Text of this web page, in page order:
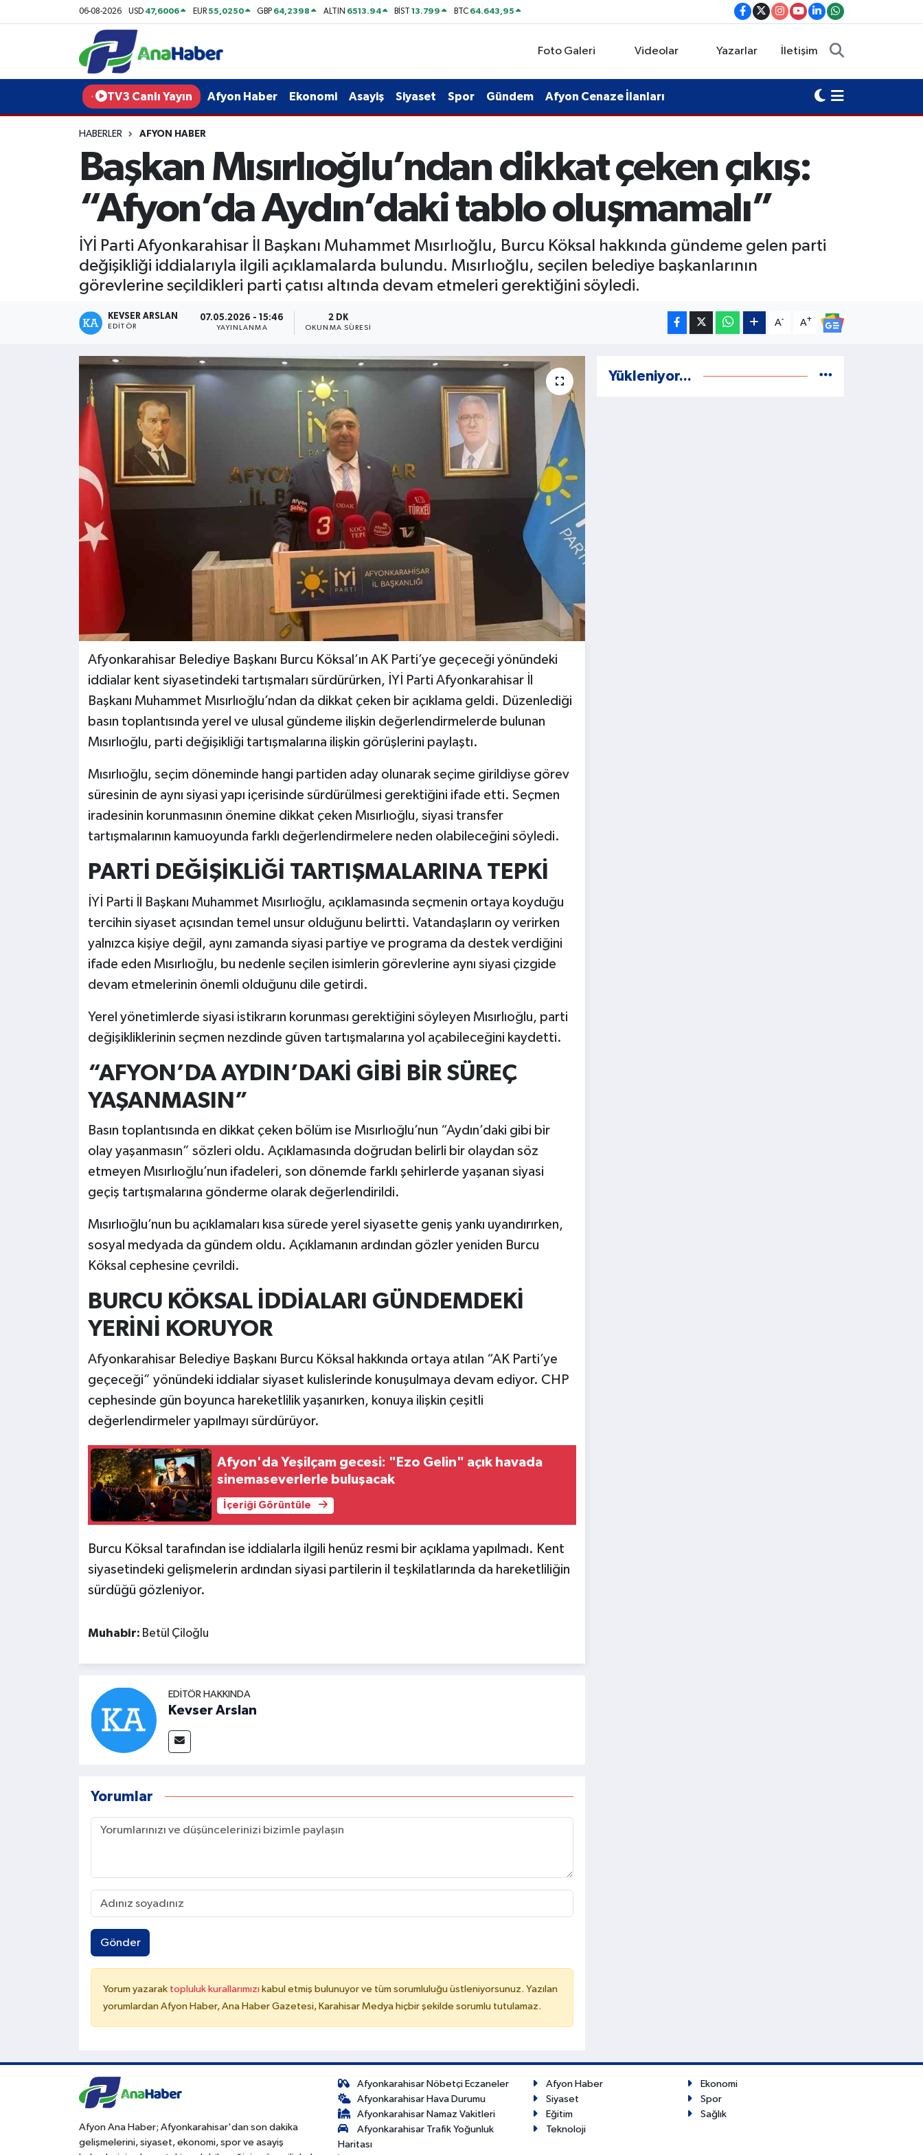
06-08-2026 USD 47,6006 EUR55,0250 GBP 64,2398 ALTIN 6513.94 BİST13.799 BTC 64.643,95
Foto Galeri Videolar Yazarlar İletişim
TV3 Canlı Yayın Afyon Haber Ekonomi Asayiş Siyaset Spor Gündem Afyon Cenaze İlanları
HABERLER AFYON HABER
Başkan Mısırlıoğlu’ndan dikkat çeken çıkış:
“Afyon’da Aydın’daki tablo oluşmamalı”
İYİ Parti Afyonkarahisar İl Başkanı Muhammet Mısırlıoğlu, Burcu Köksal hakkında gündeme gelen parti
değişikliği iddialarıyla ilgili açıklamalarda bulundu. Mısırlıoğlu, seçilen belediye başkanlarının
görevlerine seçildikleri parti çatısı altında devam etmeleri gerektiğini söyledi.
KEVSER ARSLAN
EDITÖR
07.05.2026 - 15:46
YAYINLANMA
2 DK
OKUNMA SÜRESI
A- A+
Afyonkarahisar Belediye Başkanı Burcu Köksal’ın AK Parti’ye geçeceği yönündeki
iddialar kent siyasetindeki tartışmaları sürdürürken, İYİ Parti Afyonkarahisar İl
Başkanı Muhammet Mısırlıoğlu’ndan da dikkat çeken bir açıklama geldi. Düzenlediği
basın toplantısında yerel ve ulusal gündeme ilişkin değerlendirmelerde bulunan
Mısırlıoğlu, parti değişikliği tartışmalarına ilişkin görüşlerini paylaştı.
Mısırlıoğlu, seçim döneminde hangi partiden aday olunarak seçime girildiyse görev
süresinin de aynı siyasi yapı içerisinde sürdürülmesi gerektiğini ifade etti. Seçmen
iradesinin korunmasının önemine dikkat çeken Mısırlıoğlu, siyasi transfer
tartışmalarının kamuoyunda farklı değerlendirmelere neden olabileceğini söyledi.
PARTİ DEĞİŞİKLİĞİ TARTIŞMALARINA TEPKİ
İYİ Parti İl Başkanı Muhammet Mısırlıoğlu, açıklamasında seçmenin ortaya koyduğu
tercihin siyaset açısından temel unsur olduğunu belirtti. Vatandaşların oy verirken
yalnızca kişiye değil, aynı zamanda siyasi partiye ve programa da destek verdiğini
ifade eden Mısırlıoğlu, bu nedenle seçilen isimlerin görevlerine aynı siyasi çizgide
devam etmelerinin önemli olduğunu dile getirdi.
Yerel yönetimlerde siyasi istikrarın korunması gerektiğini söyleyen Mısırlıoğlu, parti
değişikliklerinin seçmen nezdinde güven tartışmalarına yol açabileceğini kaydetti.
“AFYON’DA AYDIN’DAKİ GİBİ BİR SÜREÇ
YAŞANMASIN”
Basın toplantısında en dikkat çeken bölüm ise Mısırlıoğlu’nun “Aydın’daki gibi bir
olay yaşanmasın” sözleri oldu. Açıklamasında doğrudan belirli bir olaydan söz
etmeyen Mısırlıoğlu’nun ifadeleri, son dönemde farklı şehirlerde yaşanan siyasi
geçiş tartışmalarına gönderme olarak değerlendirildi.
Mısırlıoğlu’nun bu açıklamaları kısa sürede yerel siyasette geniş yankı uyandırırken,
sosyal medyada da gündem oldu. Açıklamanın ardından gözler yeniden Burcu
Köksal cephesine çevrildi.
BURCU KÖKSAL İDDİALARI GÜNDEMDEKİ
YERİNİ KORUYOR
Afyonkarahisar Belediye Başkanı Burcu Köksal hakkında ortaya atılan “AK Parti’ye
geçeceği” yönündeki iddialar siyaset kulislerinde konuşulmaya devam ediyor. CHP
cephesinde gün boyunca hareketlilik yaşanırken, konuya ilişkin çeşitli
değerlendirmeler yapılmayı sürdürüyor.
Afyon'da Yeşilçam gecesi: "Ezo Gelin" açık havada
sinemaseverlerle buluşacak
İçeriği Görüntüle
Burcu Köksal tarafından ise iddialarla ilgili henüz resmi bir açıklama yapılmadı. Kent
siyasetindeki gelişmelerin ardından siyasi partilerin il teşkilatlarında da hareketliliğin
sürdüğü gözleniyor.
Muhabir: Betül Çiloğlu
EDITÖR HAKKINDA
Kevser Arslan
Yorumlar
Gönder
Yorum yazarak topluluk kurallarımızı kabul etmiş bulunuyor ve tüm sorumluluğu üstleniyorsunuz. Yazılan
yorumlardan Afyon Haber, Ana Haber Gazetesi, Karahisar Medya hiçbir şekilde sorumlu tutulamaz.
Yükleniyor...
Afyon Ana Haber; Afyonkarahisar'dan son dakika
gelişmelerini, siyaset, ekonomi, spor ve asayiş
Afyonkarahisar Nöbetçi Eczaneler
Afyonkarahisar Hava Durumu
Afyonkarahisar Namaz Vakitleri
Afyonkarahisar Trafik Yoğunluk
Haritası
Afyon Haber
Ekonomi
Siyaset
Spor
Eğitim
Sağlık
Teknoloji
Yurt Haber
Afyon Haber
Teknoloji
Kültür - Sanat
Afyonkarahisar Nöbetçi Eczaneler
Afyonkarahisar Hava Durumu
Afyonkarahisar Trafik Yoğunluk Haritası
Süper Lig Puan Durumu ve Fikstür
Son Dakika Haberleri
Haber Arşivi